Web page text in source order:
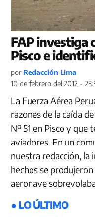
FAP investiga
Pisco e
por Redacción Lima
10 de febrero del 2012 -
La Fuerza Aérea
razones de la caída
Nº 51 en Pisco y que
aviadores. En un
nuestra redacción, la
hechos se produjeron
aeronave
● LO ÚLTIMO